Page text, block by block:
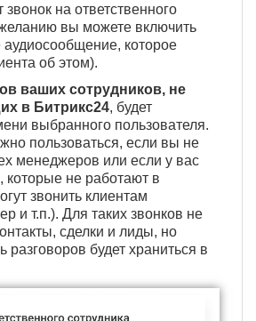
звонок на ответственного
вы можете включить
аудиосообщение, которое
об этом).
ваших сотрудников, не
в Битрикс24, будет
выбранного пользователя.
пользоваться, если вы не
менеджеров или если у вас
которые не работают в
звонить клиентам
и т.п.). Для таких звонков не
сделки и лиды, но
разговоров будет храниться в